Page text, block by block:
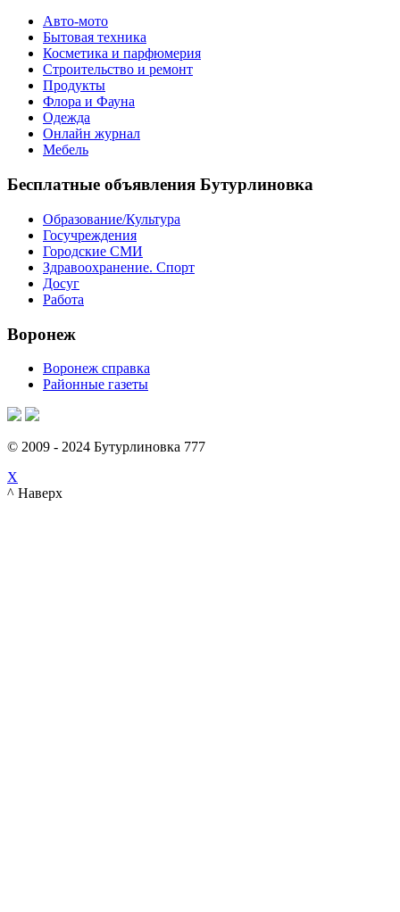
Авто-мото
Бытовая техника
Косметика и парфюмерия
Строительство и ремонт
Продукты
Флора и Фауна
Одежда
Онлайн журнал
Мебель
Бесплатные объявления Бутурлиновка
Образование/Культура
Госучреждения
Городские СМИ
Здравоохранение. Спорт
Досуг
Работа
Воронеж
Воронеж справка
Районные газеты
© 2009 - 2024 Бутурлиновка 777
X
^ Наверх